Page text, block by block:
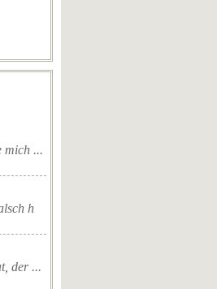
mich ...
h
der ...